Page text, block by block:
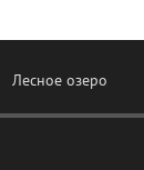
Лесное озеро